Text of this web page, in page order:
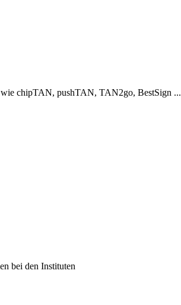
chipTAN, pushTAN, TAN2go, BestSign ...
bei den Instituten